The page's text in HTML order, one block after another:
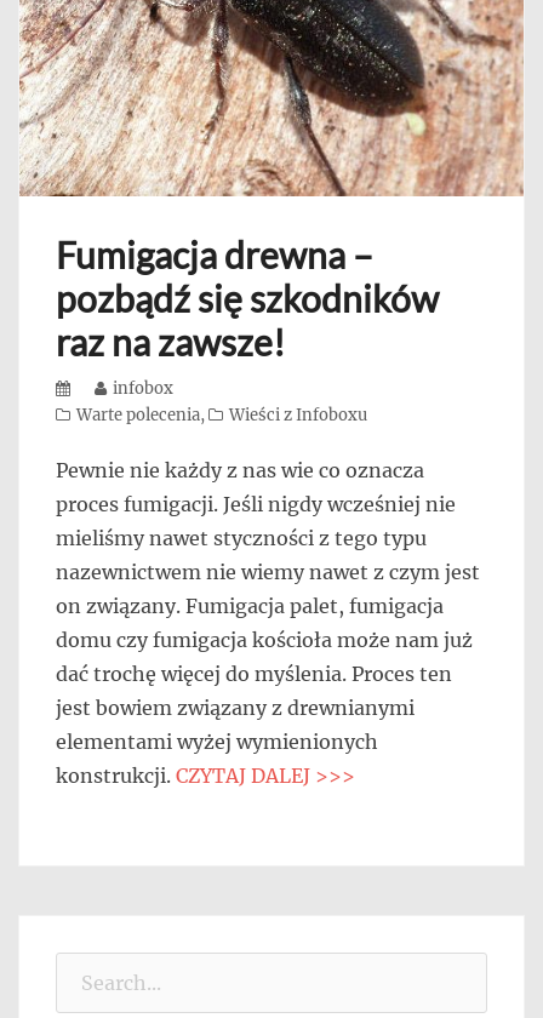
Fumigacja drewna –
pozbądź się szkodników
raz na zawsze!
Posted
on
Author
infobox
Categories
Warte polecenia, Wieści z Infoboxu
Pewnie nie każdy z nas wie co oznacza
proces fumigacji. Jeśli nigdy wcześniej nie
mieliśmy nawet styczności z tego typu
nazewnictwem nie wiemy nawet z czym jest
on związany. Fumigacja palet, fumigacja
domu czy fumigacja kościoła może nam już
dać trochę więcej do myślenia. Proces ten
jest bowiem związany z drewnianymi
elementami wyżej wymienionych
konstrukcji. CZYTAJ DALEJ >>>